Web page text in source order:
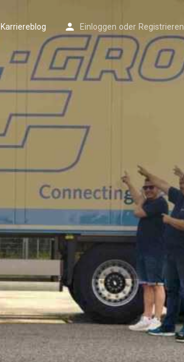
Karriereblog Einloggen oder Registrieren
0
Mit Freunden teilen Claim listing